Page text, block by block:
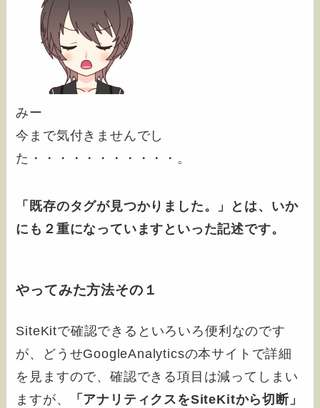
みー
今まで気付きませんでし
た・・・・・・・・・・・。
「既存のタグが見つかりました。」とは、いか
にも２重になっていますといった記述です。
やってみた方法その１
SiteKitで確認できるといろいろ便利なのです
が、どうせGoogleAnalyticsの本サイトで詳細
を見ますので、確認できる項目は減ってしまい
ますが、
「アナリティクスをSiteKitから切断」